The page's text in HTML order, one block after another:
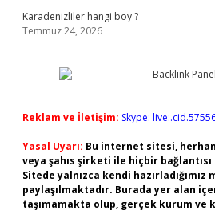
Karadenizliler hangi boy ?
Temmuz 24, 2026
Reklam ve İletişim: Skype:
Yasal Uyarı: Bu internet sitesi,
veya şahıs şirketi ile hiçbir
Sitede yalnızca kendi hazırladığımız
paylaşılmaktadır. Burada yer alan
taşımamakta olup, gerçek kurum ve